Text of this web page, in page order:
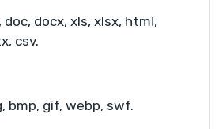
docx, xls, xlsx, html,
csv.
bmp, gif, webp, swf.